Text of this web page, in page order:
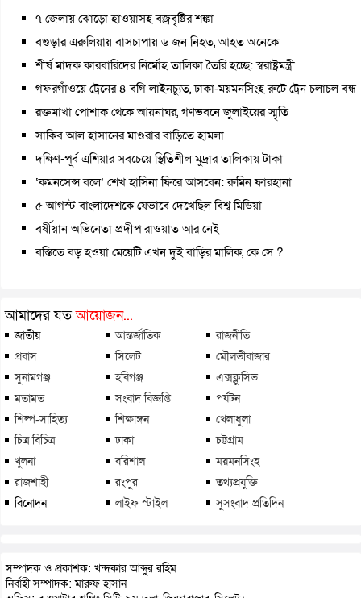
৭ জেলায় ঝোড়ো হাওয়াসহ বজ্রবৃষ্টির শঙ্কা
বগুড়ার এরুলিয়ায় বাসচাপায় ৬ জন নিহত, আহত অনেকে
শীর্ষ মাদক কারবারিদের নির্মোহ তালিকা তৈরি হচ্ছে: স্বরাষ্ট্রমন্ত্রী
গফরগাঁওয়ে ট্রেনের ৪ বগি লাইনচ্যুত, ঢাকা-ময়মনসিংহ রুটে ট্রেন চলাচল বন্ধ
রক্তমাখা পোশাক থেকে আয়নাঘর, গণভবনে জুলাইয়ের স্মৃতি
সাকিব আল হাসানের মাগুরার বাড়িতে হামলা
দক্ষিণ-পূর্ব এশিয়ার সবচেয়ে স্থিতিশীল মুদ্রার তালিকায় টাকা
‘কমনসেন্স বলে’ শেখ হাসিনা ফিরে আসবেন: রুমিন ফারহানা
৫ আগস্ট বাংলাদেশকে যেভাবে দেখেছিল বিশ্ব মিডিয়া
বর্ষীয়ান অভিনেতা প্রদীপ রাওয়াত আর নেই
বস্তিতে বড় হওয়া মেয়েটি এখন দুই বাড়ির মালিক, কে সে ?
আমাদের যতআয়োজন...
জাতীয় আন্তর্জাতিক
রাজনীতি
প্রবাস
সিলেট
মৌলভীবাজার
সুনামগঞ্জ
হবিগঞ্জ
এক্সক্লুসিভ
মতামত
সংবাদ বিজ্ঞপ্তি
পর্যটন
শিল্প-সাহিত্য
শিক্ষাঙ্গন
খেলাধুলা
চিত্র বিচিত্র
ঢাকা
চট্টগ্রাম
খুলনা
বরিশাল
ময়মনসিংহ
রাজশাহী
রংপুর
তথ্যপ্রযুক্তি
বিনোদন
লাইফ স্টাইল সুসংবাদ প্রতিদিন
সম্পাদক ও প্রকাশক: খন্দকার আব্দুর রহিম
নির্বাহী সম্পাদক: মারুফ হাসান